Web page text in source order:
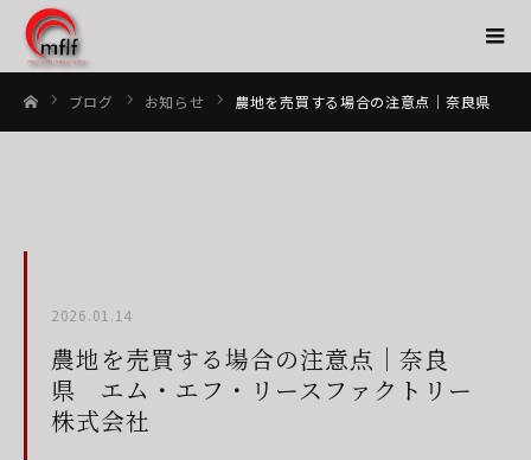
ブログ お知らせ 農地を売買する場合の注意点｜奈良県 エム・エフ・リースファクトリー株式会社
2026.01.14
農地を売買する場合の注意点｜奈良
県 エム・エフ・リースファクトリー
株式会社